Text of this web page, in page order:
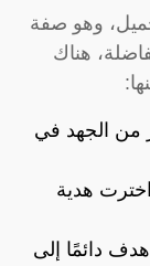
وهو صفة
هناك
من الجهد في
هدية
دائمًا إلى